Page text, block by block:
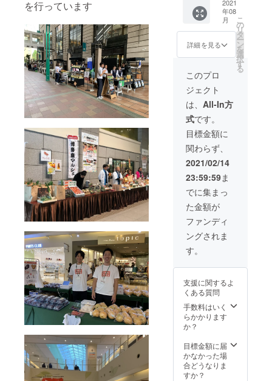
を行っています
ケース
約4キ
ロ
桃 ブ
ドウ
梨
人名掲
載 (新
聞郵送
が必要
ない場
合はご
連絡く
ださい)
(掲載名
は個人
名のみ
となり
ます) 掲
載日4月
予定 ・
お野
菜・特
選フ
ルーツ
セッ
ト 3
回 （8
月・9
月・10
月） ※
ロ
ドウ
梨
2021
年08
月
詳細を見る
こ
の
リ
タ
ー
ン
を
選
択
す
る
このプロ
ジェクト
は、 All-In方
式です。
目標金額に
関わらず、
2021/02/14
23:59:59ま
でに集まっ
た金額が
ファンディ
ングされま
す。
支援に関するよ
くある質問
手数料はいく
らかかります
か？
目標金額に届
かなかった場
合どうなりま
すか？